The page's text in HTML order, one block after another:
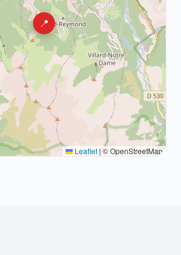
📍
Leaflet |© OpenStreetMap